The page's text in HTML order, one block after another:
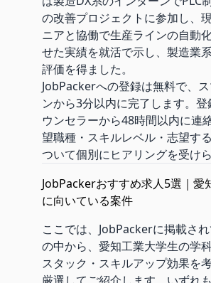
の改善プロジェクトに参加し、
ニアと協働で生産ラインの自動
せた実績を就活で示し、製造業
評価を得ました。
JobPackerへの登録は無料で、
ンから3分以内に完了します。登
ウンセラーから48時間以内に連
望職種・スキルレベル・志望す
ついて個別にヒアリングを受けら
JobPackerおすすめ求人5選｜愛
に向いている案件
ここでは、JobPackerに掲載さ
の中から、愛知工業大学生の学
スタック・スキルアップ効果を